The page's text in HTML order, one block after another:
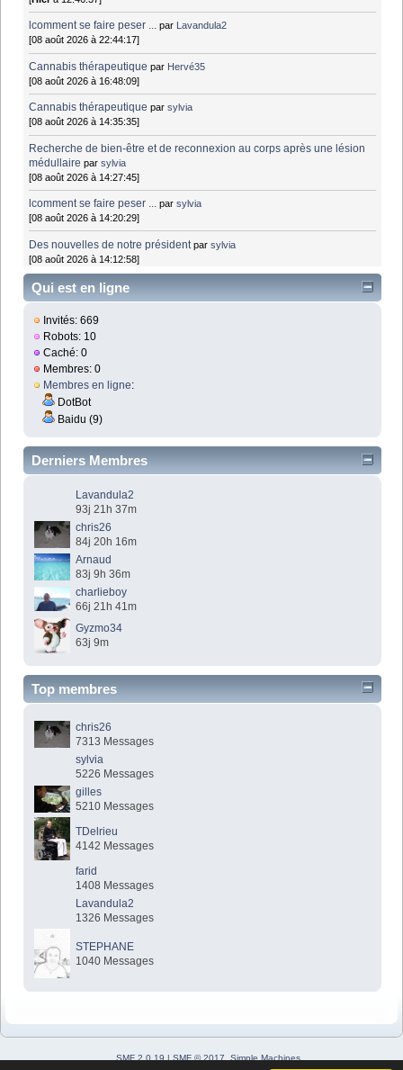
lcomment se faire peser ... par
Lavandula2
[08 août 2026 à 22:44:17]
Cannabis thérapeutique par Hervé35
[08 août 2026 à 16:48:09]
Cannabis thérapeutique parsylvia
[08 août 2026 à 14:35:35]
Recherche de bien-être et de reconnexion au corps après une lésion
médullaire parsylvia
[08 août 2026 à 14:27:45]
lcomment se faire peser ... parsylvia
[08 août 2026 à 14:20:29]
Des nouvelles de notre président parsylvia
[08 août 2026 à 14:12:58]
Qui est en ligne
Invités: 669
Robots: 10
Caché: 0
Membres: 0
Membres en ligne:
DotBot
Baidu (9)
Derniers Membres
Lavandula2
93j 21h 37m
chris26
84j 20h 16m
Arnaud
83j 9h 36m
charlieboy
66j 21h 41m
Gyzmo34
63j 9m
Top membres
chris26
7313 Messages
sylvia
5226 Messages
gilles
5210 Messages
TDelrieu
4142 Messages
farid
1408 Messages
Lavandula2
1326 Messages
STEPHANE
1040 Messages
SMF 2.0.19 | SMF © 2017
Simple Machines